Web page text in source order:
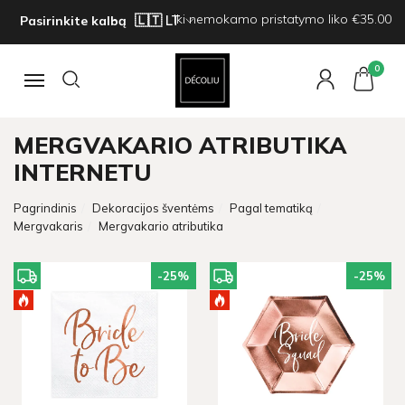
Pasirinkite kalbą Iki nemokamo pristatymo liko €35.00
Navigacija
0
MERGVAKARIO ATRIBUTIKA
INTERNETU
Pagrindinis Dekoracijos šventėms
Pagal tematiką
Mergvakaris
Mergvakario atributika
-25% -25%